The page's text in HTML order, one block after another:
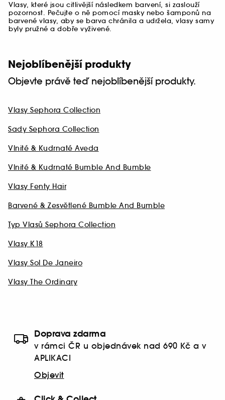
Vlasy, které jsou citlivější následkem barvení, si zaslouží
pozornost. Pečujte o ně pomocí masky nebo šamponů na
barvené vlasy, aby se barva chránila a udržela, vlasy samy
byly pružné a dobře vyživené.
Nejoblíbenější produkty
Objevte právě teď nejoblíbenější produkty.
Vlasy Sephora Collection
Sady Sephora Collection
Vlnité & Kudrnaté Aveda
Vlnité & Kudrnaté Bumble And Bumble
Vlasy Fenty Hair
Barvené & Zesvětlené Bumble And Bumble
Typ Vlasů Sephora Collection
Vlasy K18
Vlasy Sol De Janeiro
Vlasy The Ordinary
Doprava zdarma
v rámci ČR u objednávek nad 690 Kč a v
APLIKACI
Objevit